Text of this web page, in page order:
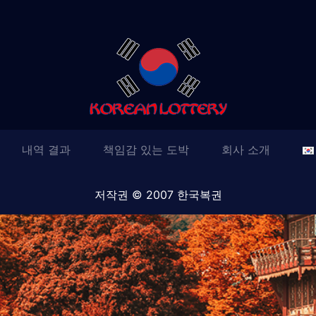
내역 결과 책임감 있는 도박 회사 소개
저작권 © 2007 한국복권